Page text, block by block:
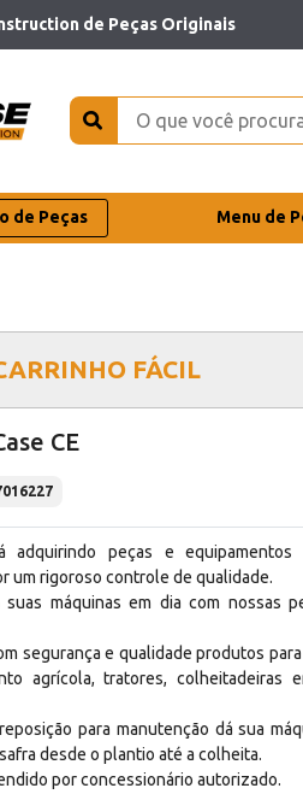
de Peças Originais
de Peças Menu de
FÁCIL
CE
adquirindo peças e equipamentos
um rigoroso controle de qualidade.
suas máquinas em dia com nossas
segurança e qualidade produtos
agrícola, tratores, colheitadeiras
para manutenção dá sua
desde o plantio até a colheita.
por concessionário autorizado.